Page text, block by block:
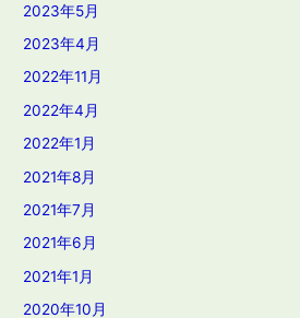
2023年5月
2023年4月
2022年11月
2022年4月
2022年1月
2021年8月
2021年7月
2021年6月
2021年1月
2020年10月